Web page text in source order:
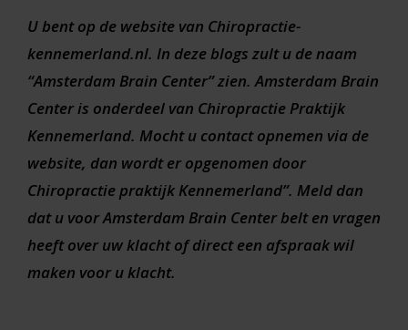
U bent op de website van Chiropractie-
kennemerland.nl. In deze blogs zult u de naam
“Amsterdam Brain Center” zien. Amsterdam Brain
Center is onderdeel van Chiropractie Praktijk
Kennemerland. Mocht u contact opnemen via de
website, dan wordt er opgenomen door
Chiropractie praktijk Kennemerland”. Meld dan
dat u voor Amsterdam Brain Center belt en vragen
heeft over uw klacht of direct een afspraak wil
maken voor u klacht.